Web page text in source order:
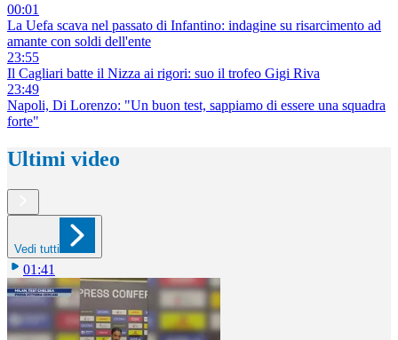
00:01
La Uefa scava nel passato di Infantino: indagine su risarcimento ad
amante con soldi dell'ente
23:55
Il Cagliari batte il Nizza ai rigori: suo il trofeo Gigi Riva
23:49
Napoli, Di Lorenzo: "Un buon test, sappiamo di essere una squadra
forte"
Ultimi video
Vedi tutti
01:41